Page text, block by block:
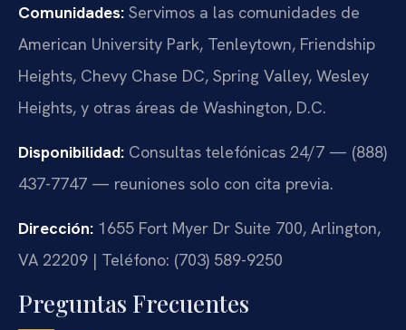
Comunidades: Servimos a las comunidades de
American University Park, Tenleytown, Friendship
Heights, Chevy Chase DC, Spring Valley, Wesley
Heights, y otras áreas de Washington, D.C.
Disponibilidad: Consultas telefónicas 24/7 — (888)
437-7747 — reuniones solo con cita previa.
Dirección: 1655 Fort Myer Dr Suite 700, Arlington,
VA 22209 | Teléfono: (703) 589-9250
Preguntas Frecuentes